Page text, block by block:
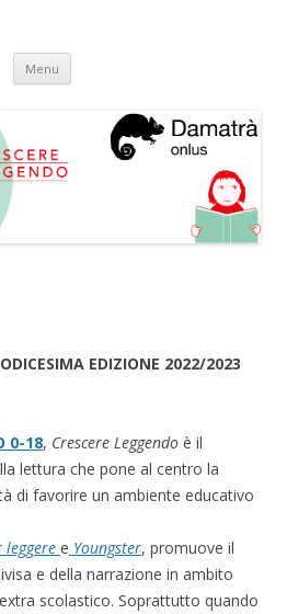
Menu Vai
contenuto
EDIZIONE 2022/2023
0-18, Crescere Leggendo è il
lettura che pone al centro la
di favorire un ambiente educativo
e Youngster, promuove il
e della narrazione in ambito
scolastico. Soprattutto quando